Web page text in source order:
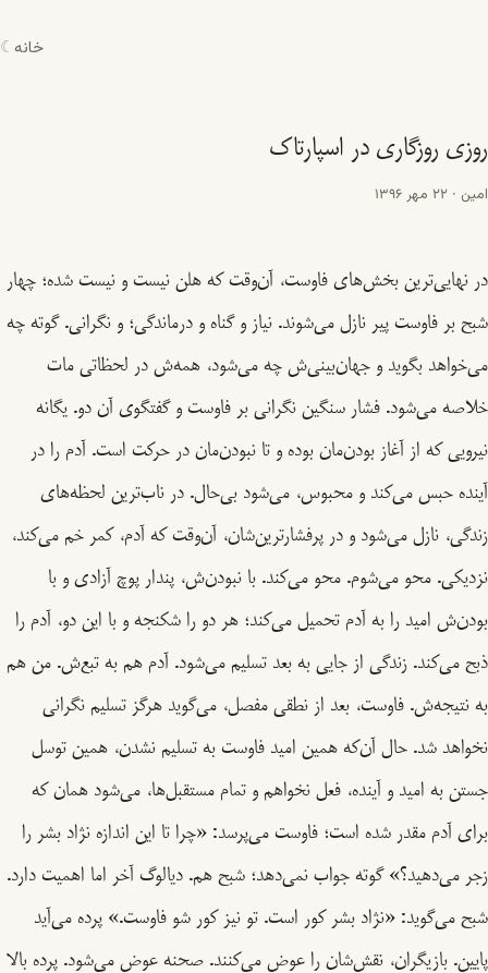
خانه ☾
روزی روزگاری در اسپارتاک
امین · 22 مهر 1396
در نهایی‌ترین بخش‌های فاوست، آن‌وقت که هلن نیست و نیست شده؛ چهار
شبح بر فاوست پیر نازل می‌شوند. نیاز و گناه و درماندگی؛ و نگرانی. گوته چه
می‌خواهد بگوید و جهان‌بینی‌ش چه می‌شود‌، همه‌ش در لحظاتی مات
خلاصه می‌شود. فشار سنگین نگرانی بر فاوست و گفتگوی آن دو. یگانه
نیرویی که از آغاز بودن‌مان بوده و تا نبودن‌مان در حرکت است. آدم را در
آینده حبس می‌کند و محبوس، می‌شود بی‌حال. در ناب‌ترین لحظه‌های
زندگی، نازل می‌شود و در پرفشارترین‌شان، آن‌وقت که آدم، کمر خم می‌کند،
نزدیکی. محو می‌شوم. محو می‌کند. با نبودن‌ش، پندار پوچ آزادی و با
بودن‌ش امید را به آدم تحمیل می‌کند؛ هر دو را شکنجه و با این دو، آدم را
ذبح می‌کند. زندگی از جایی به بعد تسلیم می‌شود. آدم هم به تبع‌ش. من هم
به نتیجه‌ش. فاوست، بعد از نطقی مفصل، می‌گوید هرگز تسلیم نگرانی
نخواهد شد‌‌. حال آن‌که همین امید فاوست به تسلیم نشدن، همین توسل
جستن به امید و آینده، فعل نخواهم و تمام مستقبل‌ها، می‌شود همان که
برای آدم مقدر شده است؛ فاوست می‌پرسد: «چرا تا این اندازه نژاد بشر را
زجر می‌دهید؟» گوته جواب نمی‌دهد؛ شبح هم. دیالوگ آخر اما اهمیت دارد‌.
شبح می‌گوید: «نژاد بشر کور است. تو نیز کور شو فاوست.» پرده می‌آید
پایین. بازیگران، نقش‌شان را عوض می‌کنند. صحنه عوض می‌شود. پرده بالا